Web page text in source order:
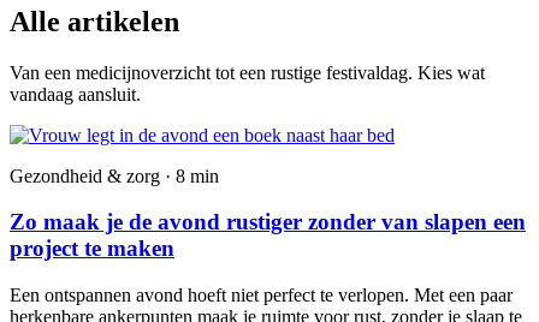
Alle artikelen
Van een medicijnoverzicht tot een rustige festivaldag. Kies wat
vandaag aansluit.
Gezondheid & zorg · 8 min
Zo maak je de avond rustiger zonder van slapen een
project te maken
Een ontspannen avond hoeft niet perfect te verlopen. Met een paar
herkenbare ankerpunten maak je ruimte voor rust, zonder je slaap te